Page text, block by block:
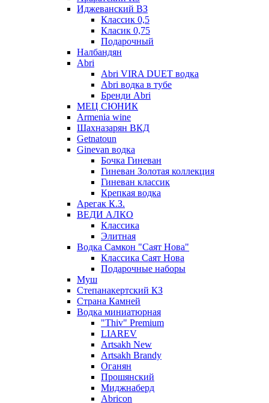
Иджеванский ВЗ
Классик 0,5
Класик 0,75
Подарочный
Налбандян
Abri
Abri VIRA DUET водка
Abri водка в тубе
Бренди Abri
МЕЦ СЮНИК
Armenia wine
Шахназарян ВКД
Getnatoun
Ginevan водка
Бочка Гиневан
Гиневан Золотая коллекция
Гиневан классик
Крепкая водка
Арегак К.З.
ВЕДИ АЛКО
Классика
Элитная
Водка Самкон "Саят Нова"
Классика Саят Нова
Подарочные наборы
Муш
Степанакертский КЗ
Страна Камней
Водка миниатюрная
"Thiv" Premium
LIAREV
Artsakh New
Artsakh Brandy
Оганян
Прошянский
Миджнаберд
Abricon